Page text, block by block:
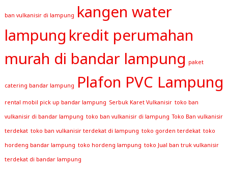
ban vulkanisir di lampung kangen water
lampung kredit perumahan
murah di bandar lampung paket
catering bandar lampung Plafon PVC Lampung
rental mobil pick up bandar lampung Serbuk Karet Vulkanisir toko ban
vulkanisir di bandar lampung toko ban vulkanisir di lampung Toko Ban vulkanisir
terdekat toko ban vulkanisir terdekat di lampung toko gorden terdekat toko
hordeng bandar lampung toko hordeng lampung toko Jual ban truk vulkanisir
terdekat di bandar lampung